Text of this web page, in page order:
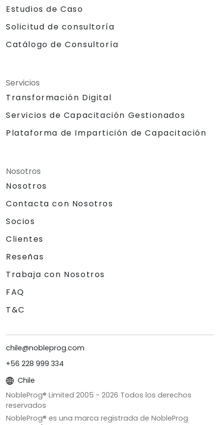
Estudios de Caso
Solicitud de consultoría
Catálogo de Consultoría
Servicios
Transformación Digital
Servicios de Capacitación Gestionados
Plataforma de Impartición de Capacitación
Nosotros
Nosotros
Contacta con Nosotros
Socios
Clientes
Reseñas
Trabaja con Nosotros
FAQ
T&C
chile@nobleprog.com
+56 228 999 334
Chile
NobleProg® Limited 2005 - 2026 Todos los derechos
reservados
NobleProg® es una marca registrada de NobleProg